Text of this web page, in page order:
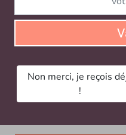
Site web :
Rechercher
Non merci, je reçois
!